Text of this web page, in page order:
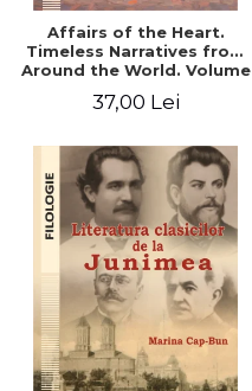
Affairs of the Heart.
Timeless Narratives from
Around the World. Volume
37,00 Lei